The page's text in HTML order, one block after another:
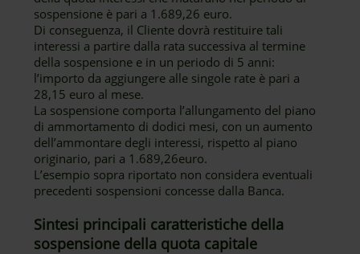
sospensione è pari a 1.689,26 euro.
Di conseguenza, il Cliente dovrà restituire tali
interessi a partire dalla rata successiva al termine
della sospensione e in un periodo di 5 anni:
l’importo da aggiungere alle singole rate è pari a
28,15 euro al mese.
La sospensione comporta l’allungamento del piano
di ammortamento di dodici mesi, con un aumento
dell’ammontare degli interessi, rispetto al piano
originario, pari a 1.689,26euro.
L’esempio sopra riportato non considera eventuali
precedenti sospensioni concesse dalla Banca.
Sintesi principali caratteristiche della
sospensione della quota capitale